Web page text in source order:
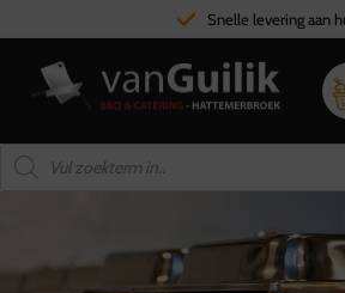
Hoge kwaliteit